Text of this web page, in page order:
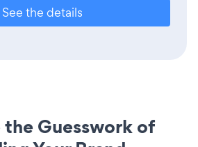
See the details
the Guesswork of